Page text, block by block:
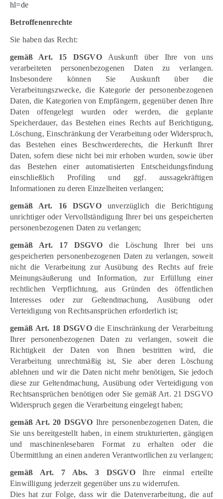
hl=de
Betroffenenrechte
Sie haben das Recht:
gemäß Art. 15 DSGVOAuskunft über Ihre von uns
verarbeiteten personenbezogenen Daten zu verlangen.
Insbesondere können Sie Auskunft über die
Verarbeitungszwecke, die Kategorie der personenbezogenen
Daten, die Kategorien von Empfängern, gegenüber denen Ihre
Daten offengelegt wurden oder werden, die geplante
Speicherdauer, das Bestehen eines Rechts auf Berichtigung,
Löschung, Einschränkung der Verarbeitung oder Widerspruch,
das Bestehen eines Beschwerderechts, die Herkunft Ihrer
Daten, sofern diese nicht bei mir erhoben wurden, sowie über
das Bestehen einer automatisierten Entscheidungsfindung
einschließlich Profiling und ggf. aussagekräftigen
Informationen zu deren Einzelheiten verlangen;
gemäß Art. 16 DSGVOunverzüglich die Berichtigung
unrichtiger oder Vervollständigung Ihrer bei uns gespeicherten
personenbezogenen Daten zu verlangen;
gemäß Art. 17 DSGVO die Löschung Ihrer bei uns
gespeicherten personenbezogenen Daten zu verlangen, soweit
nicht die Verarbeitung zur Ausübung des Rechts auf freie
Meinungsäußerung und Information, zur Erfüllung einer
rechtlichen Verpflichtung, aus Gründen des öffentlichen
Interesses oder zur Geltendmachung, Ausübung oder
Verteidigung von Rechtsansprüchen erforderlich ist;
gemäß Art. 18 DSGVOdie Einschränkung der Verarbeitung
Ihrer personenbezogenen Daten zu verlangen, soweit die
Richtigkeit der Daten von Ihnen bestritten wird, die
Verarbeitung unrechtmäßig ist, Sie aber deren Löschung
ablehnen und wir die Daten nicht mehr benötigen, Sie jedoch
diese zur Geltendmachung, Ausübung oder Verteidigung von
Rechtsansprüchen benötigen oder Sie gemäß Art. 21 DSGVO
Widerspruch gegen die Verarbeitung eingelegt haben;
gemäß Art. 20 DSGVO Ihre personenbezogenen Daten, die
Sie uns bereitgestellt haben, in einem strukturierten, gängigen
und maschinenlesebaren Format zu erhalten oder die
Übermittlung an einen anderen Verantwortlichen zu verlangen;
gemäß Art. 7 Abs. 3 DSGVOIhre einmal erteilte
Einwilligung jederzeit gegenüber uns zu widerrufen.
Dies hat zur Folge, dass wir die Datenverarbeitung, die auf